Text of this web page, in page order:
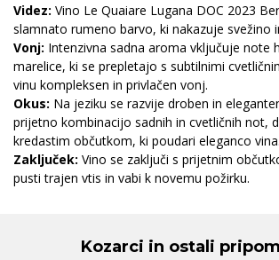
Videz: Vino Le Quaiare Lugana DOC 2023
slamnato rumeno barvo, ki nakazuje svežino
Vonj: Intenzivna sadna aroma vključuje note
marelice, ki se prepletajo s subtilnimi
vinu kompleksen in privlačen vonj.
Okus: Na jeziku se razvije droben in
prijetno kombinacijo sadnih in cvetličnih not,
kredastim občutkom, ki poudari eleganco vina.
Zaključek: Vino se zaključi s prijetnim
pusti trajen vtis in vabi k novemu požirku.
Kozarci in ostali